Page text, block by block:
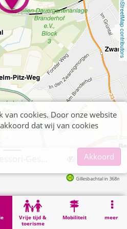
OpenStreetMap contributors
Vrije tijd &
toerisme
Mobiliteit meer
Gillesbachtal in 368m
Maria-Montessori-Gesamtschule
van cookies. Door onze website
dat wij van cookies
Akkoord